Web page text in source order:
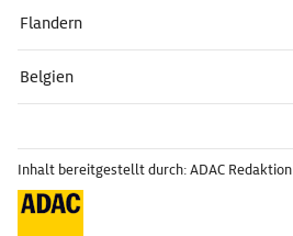
Flandern
Belgien
Inhalt bereitgestellt durch: ADAC Redaktion